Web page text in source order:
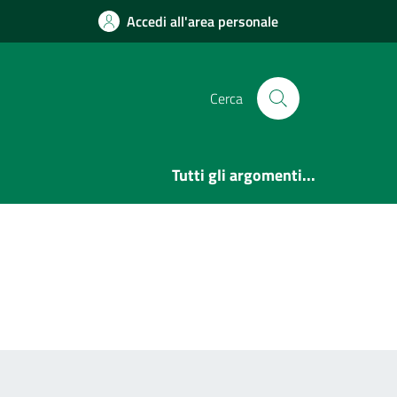
Accedi all'area personale
Cerca
Tutti gli argomenti...